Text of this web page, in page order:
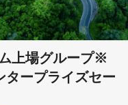
上場グループ※
タープライズセー